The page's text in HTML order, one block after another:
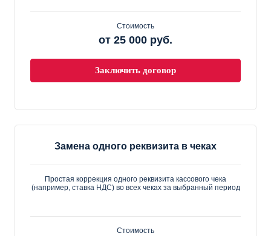
Стоимость
от 25 000 руб.
Заключить договор
Замена одного реквизита в чеках
Простая коррекция одного реквизита кассового чека
(например, ставка НДС) во всех чеках за выбранный период
Стоимость